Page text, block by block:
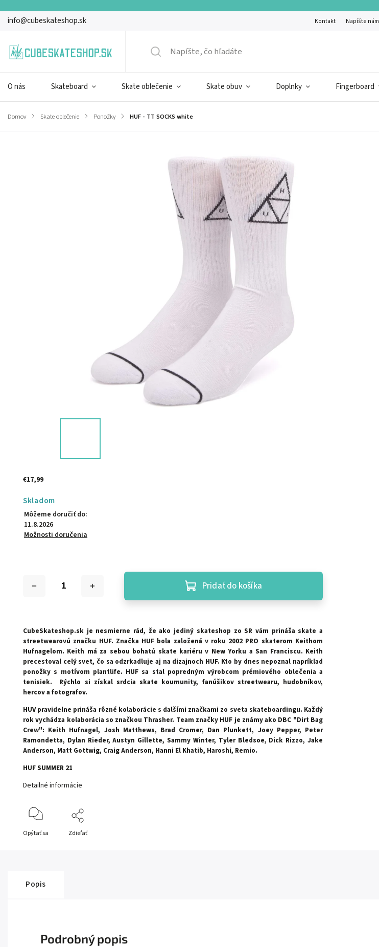
info@cubeskateshop.sk Kontakt Napíšte nám
O nás Skateboard Skate oblečenie Skate obuv Doplnky Fingerboard
Domov / Skate oblečenie / Ponožky / HUF - TT SOCKS white
€17,99
Skladom
Môžeme doručiť do:
11.8.2026
Možnosti doručenia
Pridať do košíka
CubeSkateshop.sk je nesmierne rád, že ako jediný skateshop zo SR vám prináša skate a
streetwearovú značku HUF. Značka HUF bola založená v roku 2002 PRO skaterom Keithom
Hufnagelom. Keith má za sebou bohatú skate kariéru v New Yorku a San Franciscu. Keith
precestoval celý svet, čo sa odzrkadluje aj na dizajnoch HUF. Kto by dnes nepoznal napríklad
ponožky s motívom plantlife. HUF sa stal popredným výrobcom prémiového oblečenia a
tenisiek. Rýchlo si získal srdcia skate koumunity, fanúšikov streetwearu, hudobníkov,
hercov a fotografov.
HUV pravidelne prináša rôzné kolaborácie s dalšími značkami zo sveta skateboardingu. Každý
rok vychádza kolaborácia so značkou Thrasher. Team značky HUF je známy ako DBC "Dirt Bag
Crew": Keith Hufnagel, Josh Matthews, Brad Cromer, Dan Plunkett, Joey Pepper, Peter
Ramondetta, Dylan Rieder, Austyn Gillette, Sammy Winter, Tyler Bledsoe, Dick Rizzo, Jake
Anderson, Matt Gottwig, Craig Anderson, Hanni El Khatib, Haroshi, Remio.
HUF SUMMER 21
Detailné informácie
Opýtať sa Zdieľať
Popis
Podrobný popis